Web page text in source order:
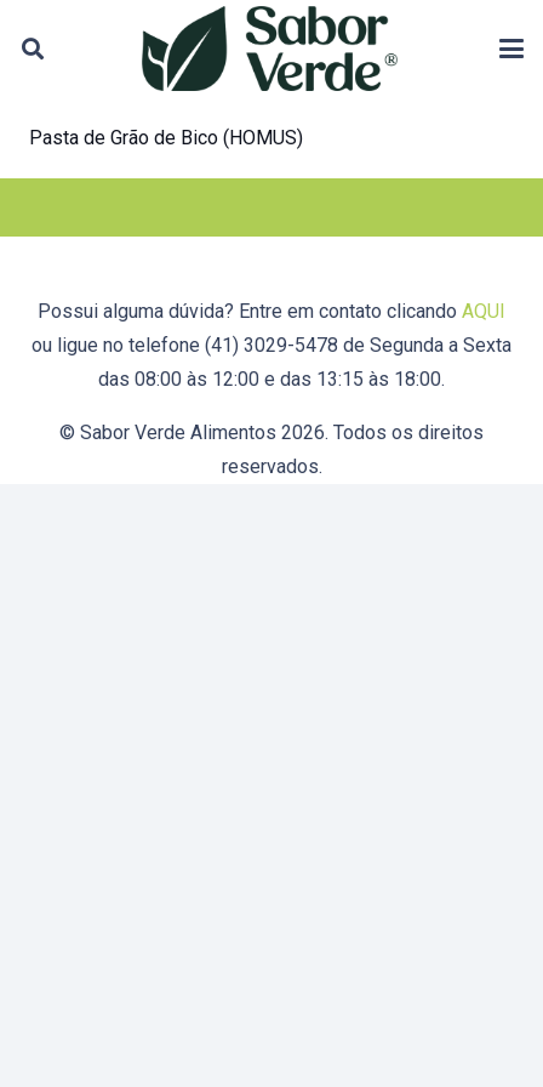
Pasta de Grão de Bico (HOMUS)
Possui alguma dúvida? Entre em contato clicando AQUI
ou ligue no telefone (41) 3029-5478 de Segunda a Sexta
das 08:00 às 12:00 e das 13:15 às 18:00.
© Sabor Verde Alimentos 2026. Todos os direitos
reservados.